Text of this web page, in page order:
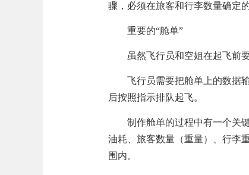
骤，必须在旅客和行李数量确定
重要的“舱单”
虽然飞行员和空姐在起飞
飞行员需要把舱单上的数据
后按照指示排队起飞。
制作舱单的过程中有一个关
油耗、旅客数量 （重量）、 行李
围内。